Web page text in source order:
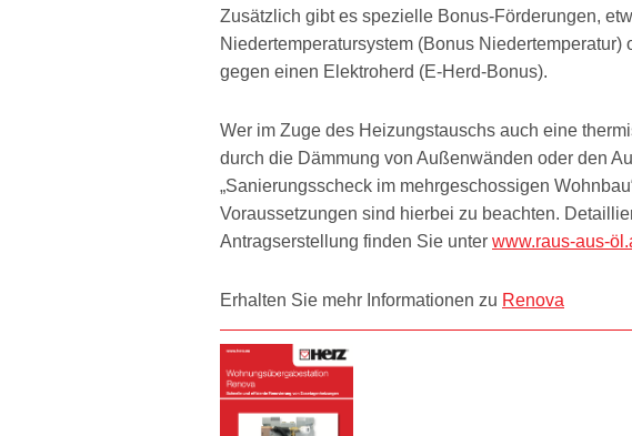
Zusätzlich gibt es spezielle Bonus-Förderungen,
Niedertemperatursystem (Bonus
gegen einen Elektroherd (E-Herd-Bonus).
Wer im Zuge des Heizungstauschs auch eine
durch die Dämmung von Außenwänden oder den
„Sanierungsscheck im mehrgeschossigen
Voraussetzungen sind hierbei zu beachten.
Antragserstellung finden Sie unter www.raus-aus-
Erhalten Sie mehr Informationen zu Renova